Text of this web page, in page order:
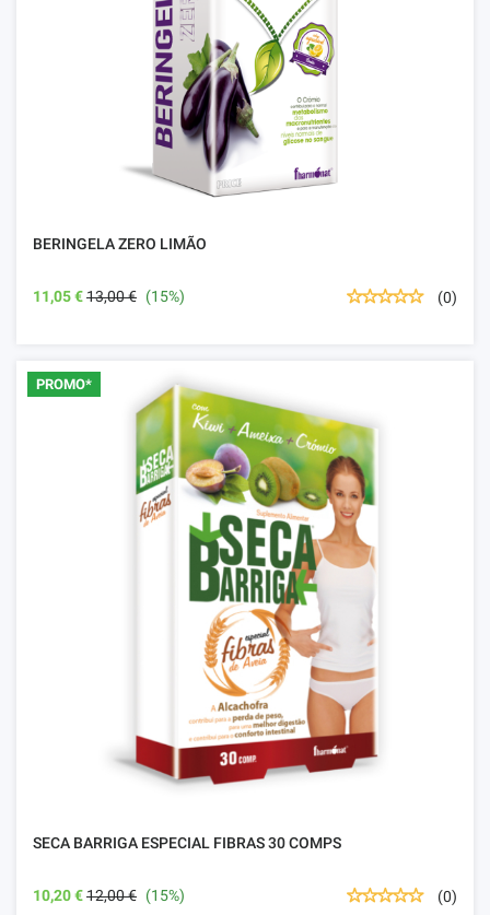
BERINGELA ZERO LIMÃO
11,05 €13,00 € (15%) (0)
PROMO*
SECA BARRIGA ESPECIAL FIBRAS 30 COMPS
10,20 €12,00 € (15%) (0)